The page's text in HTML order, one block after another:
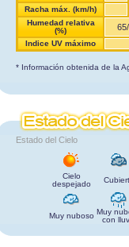
Racha máx. (km/h)
Humedad relativa
(%)
65/
Indice UV máximo
* Información obtenida de la
Estado del Cielo
Cielo
despejado
Muy nuboso Muy
con